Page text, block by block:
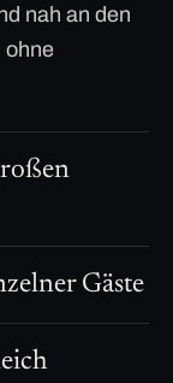
nah an den
ohne
Gäste